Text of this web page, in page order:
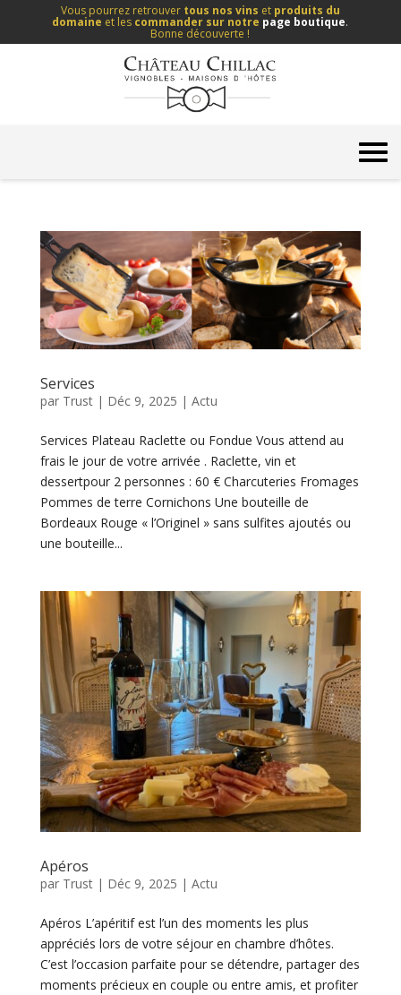
Vous pourrez retrouver tous nos vins et produits du
domaine et les commander sur notre page boutique.
Bonne découverte !
Services
par Trust| Déc 9, 2025 | Actu
Services Plateau Raclette ou Fondue Vous attend au
frais le jour de votre arrivée . Raclette, vin et
dessertpour 2 personnes : 60 € Charcuteries Fromages
Pommes de terre Cornichons Une bouteille de
Bordeaux Rouge « l’Originel » sans sulfites ajoutés ou
une bouteille...
Apéros
par Trust| Déc 9, 2025 | Actu
Apéros L’apéritif est l’un des moments les plus
appréciés lors de votre séjour en chambre d’hôtes.
C’est l’occasion parfaite pour se détendre, partager des
moments précieux en couple ou entre amis, et profiter